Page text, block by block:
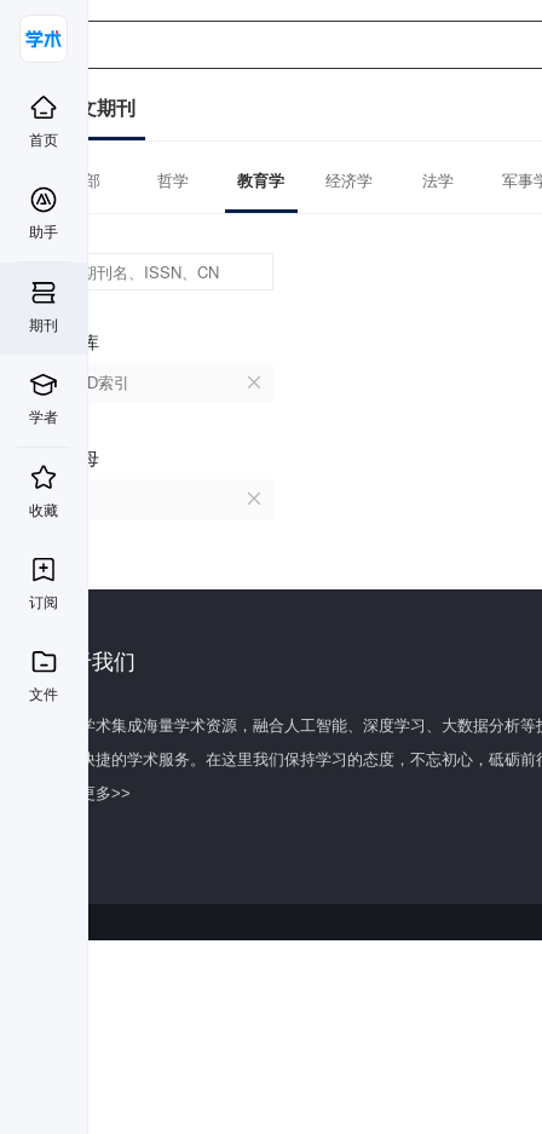
首页
助手
期刊
学者
收藏
订阅
文件
中文期刊
全部 哲学 教育学 经济学 法学 军事
数据库
CSCD索引
首字母
关于我们
百度学术集成海量学术资源，融合人工智能、深度学习、大数据分析
全面快捷的学术服务。在这里我们保持学习的态度，不忘初心，砥砺前
了解更多>>